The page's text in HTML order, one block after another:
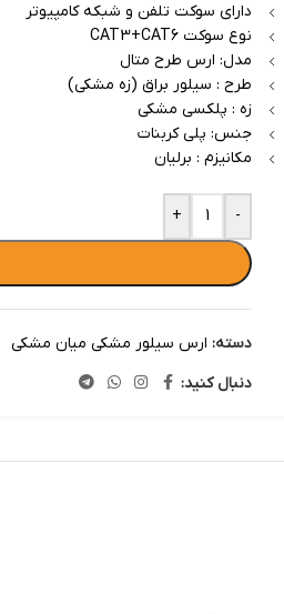
دارای سوکت تلفن و شبکه کامپیوتر
نوع سوکت CAT3+CAT6
مدل: ارس طرح متال
طرح : سیلور براق (زه مشکی)
زه : پلکسی مشکی
جنس: پلی کربنات
مکانیزم : برلیان
-
+
دسته: ارس سیلور مشکی میان مشکی
دنبال کنید: